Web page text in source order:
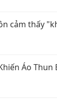
cảm thấy
Áo Thun